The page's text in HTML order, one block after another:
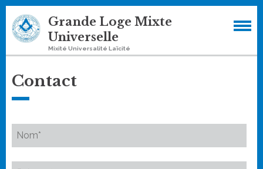
Grande Loge Mixte
Universelle
Mixité Universalité Laïcité
Contact